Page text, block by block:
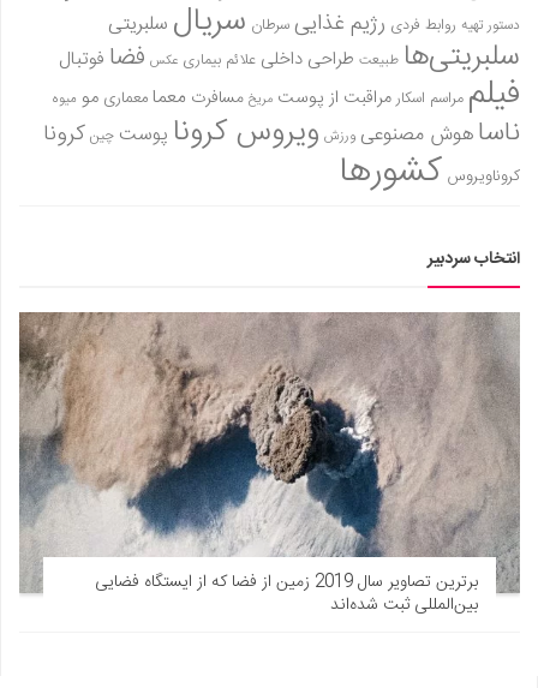
دستور تهیه روابط فردی رژیم غذاییسرطان سریال سلبریتی
سلبریتی‌ها طبیعت طراحی داخلی علائم بیماری عکس فضا فوتبال
فیلم مراسم اسکارمراقبت از پوست مریخ مسافرت معمامعماری مو میوه
ناساهوش مصنوعی ورزش ویروس کرونا پوست چین کرونا
کروناویروس کشورها
انتخاب سردبیر
برترین تصاویر سال 2019 زمین از فضا که از ایستگاه فضایی
بین‌المللی ثبت شده‌اند